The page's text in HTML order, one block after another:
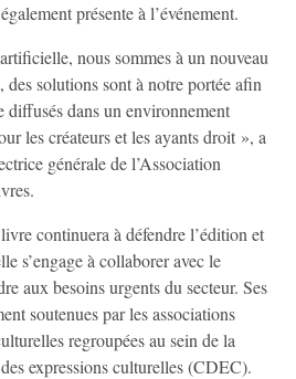
présente à l’événement.
nous sommes à un nouveau
des solutions sont à notre portée afin
diffusés dans un environnement
les créateurs et les ayants droit », a
générale de l’Association
continuera à défendre l’édition et
s’engage à collaborer avec le
aux besoins urgents du secteur. Ses
soutenues par les associations
regroupées au sein de la
expressions culturelles (CDEC).